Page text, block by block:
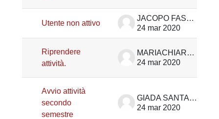
Utente non attivo
JACOPO FASOLO
24 mar 2020
Riprendere
attività.
MARIACHIARA NALON
24 mar 2020
Avvio attività
secondo
semestre
GIADA SANTAROSSA
24 mar 2020